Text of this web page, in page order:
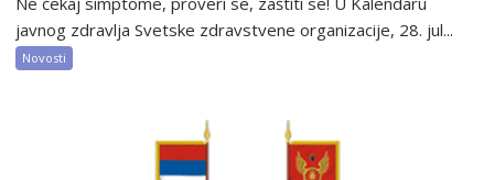
javnog zdravlja Svetske zdravstvene organizacije, 28. jul...
Novosti